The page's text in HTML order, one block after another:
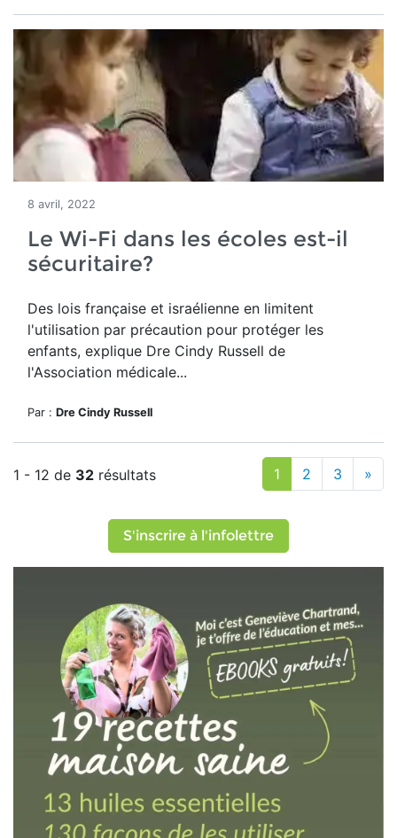
8 avril, 2022
Le Wi-Fi dans les écoles est-il
sécuritaire?
Des lois française et israélienne en limitent
l'utilisation par précaution pour protéger les
enfants, explique Dre Cindy Russell de
l'Association médicale...
Par : Dre Cindy Russell
1 - 12 de 32 résultats 1 2 3 »
S'inscrire à l'infolettre